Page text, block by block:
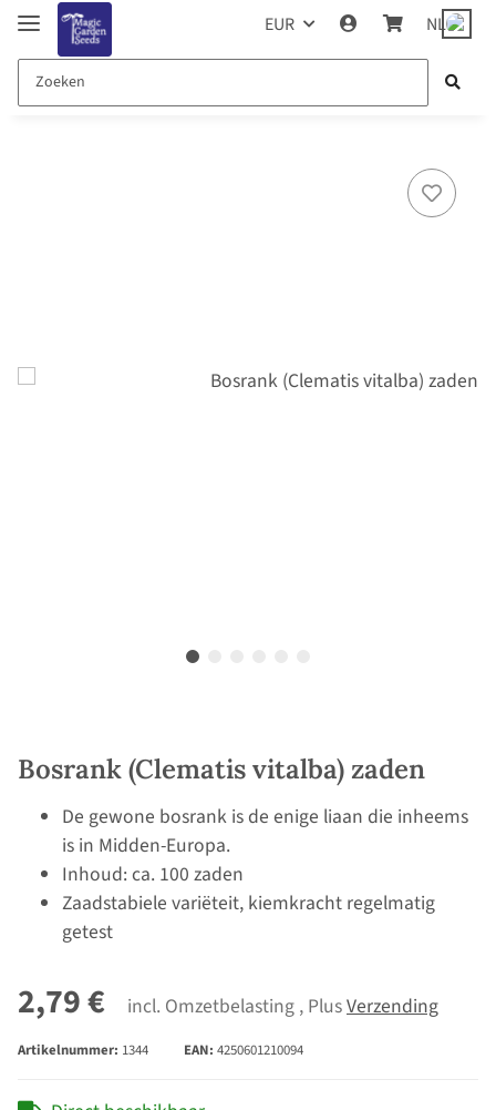
EUR NL
Bosrank (Clematis vitalba) zaden
De gewone bosrank is de enige liaan die inheems
is in Midden-Europa.
Inhoud: ca. 100 zaden
Zaadstabiele variëteit, kiemkracht regelmatig
getest
2,79 € incl. Omzetbelasting , PlusVerzending
Artikelnummer: 1344 EAN: 4250601210094